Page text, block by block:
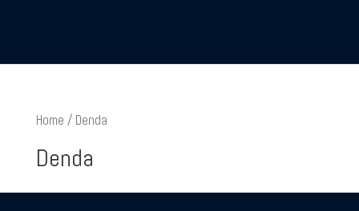
Home / Denda
Denda